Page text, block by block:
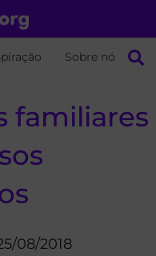
Sobre nós
familiares
08/2018